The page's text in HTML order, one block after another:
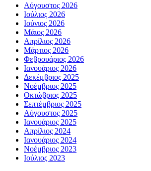
Αύγουστος 2026
Ιούλιος 2026
Ιούνιος 2026
Μάιος 2026
Απρίλιος 2026
Μάρτιος 2026
Φεβρουάριος 2026
Ιανουάριος 2026
Δεκέμβριος 2025
Νοέμβριος 2025
Οκτώβριος 2025
Σεπτέμβριος 2025
Αύγουστος 2025
Ιανουάριος 2025
Απρίλιος 2024
Ιανουάριος 2024
Νοέμβριος 2023
Ιούλιος 2023